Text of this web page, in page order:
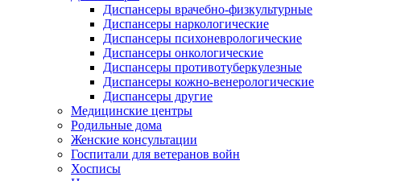
Диспансеры врачебно-физкультурные
Диспансеры наркологические
Диспансеры психоневрологические
Диспансеры онкологические
Диспансеры противотуберкулезные
Диспансеры кожно-венерологические
Диспансеры другие
Медицинские центры
Родильные дома
Женские консультации
Госпитали для ветеранов войн
Хосписы